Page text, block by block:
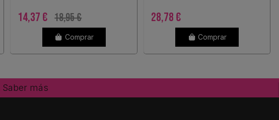
14,37 € 18,95 €
Comprar
28,78 €
Comprar
Saber más